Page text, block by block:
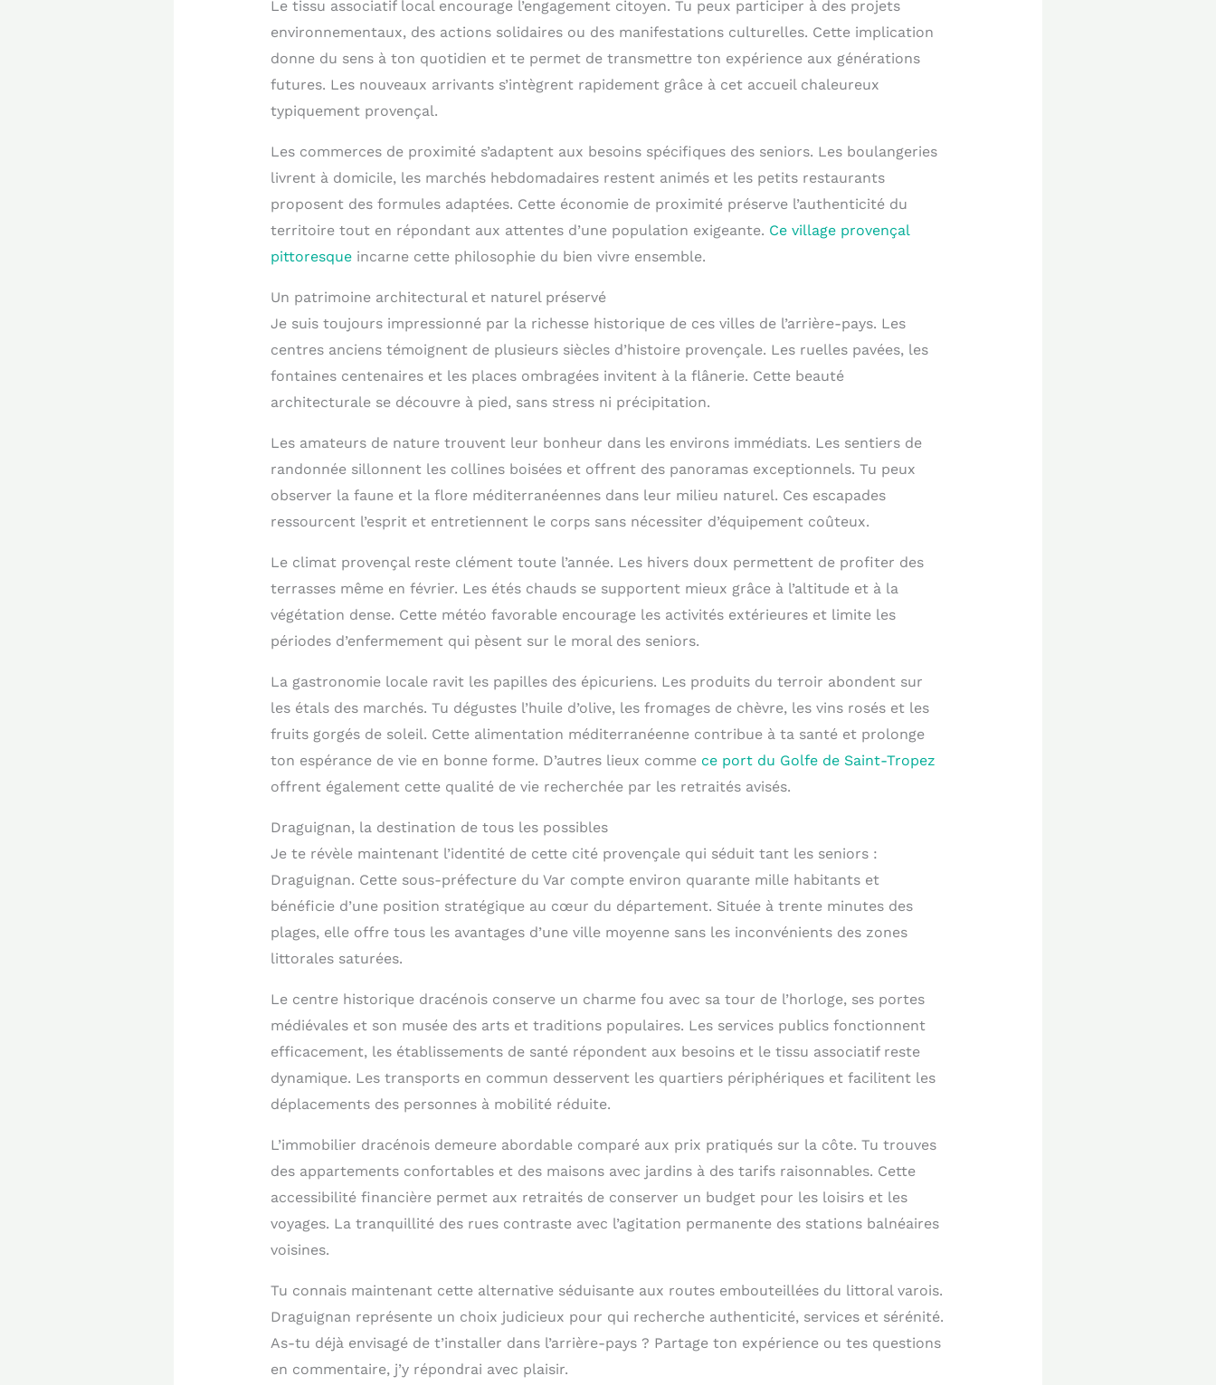
Le tissu associatif local encourage l’engagement citoyen. Tu peux participer à des projets
environnementaux, des actions solidaires ou des manifestations culturelles. Cette implication
donne du sens à ton quotidien et te permet de transmettre ton expérience aux générations
futures. Les nouveaux arrivants s’intègrent rapidement grâce à cet accueil chaleureux
typiquement provençal.
Les commerces de proximité s’adaptent aux besoins spécifiques des seniors. Les boulangeries
livrent à domicile, les marchés hebdomadaires restent animés et les petits restaurants
proposent des formules adaptées. Cette économie de proximité préserve l’authenticité du
territoire tout en répondant aux attentes d’une population exigeante. Ce village provençal
pittoresqueincarne cette philosophie du bien vivre ensemble.
Un patrimoine architectural et naturel préservé
Je suis toujours impressionné par la richesse historique de ces villes de l’arrière-pays. Les
centres anciens témoignent de plusieurs siècles d’histoire provençale. Les ruelles pavées, les
fontaines centenaires et les places ombragées invitent à la flânerie. Cette beauté
architecturale se découvre à pied, sans stress ni précipitation.
Les amateurs de nature trouvent leur bonheur dans les environs immédiats. Les sentiers de
randonnée sillonnent les collines boisées et offrent des panoramas exceptionnels. Tu peux
observer la faune et la flore méditerranéennes dans leur milieu naturel. Ces escapades
ressourcent l’esprit et entretiennent le corps sans nécessiter d’équipement coûteux.
Le climat provençal reste clément toute l’année. Les hivers doux permettent de profiter des
terrasses même en février. Les étés chauds se supportent mieux grâce à l’altitude et à la
végétation dense. Cette météo favorable encourage les activités extérieures et limite les
périodes d’enfermement qui pèsent sur le moral des seniors.
La gastronomie locale ravit les papilles des épicuriens. Les produits du terroir abondent sur
les étals des marchés. Tu dégustes l’huile d’olive, les fromages de chèvre, les vins rosés et les
fruits gorgés de soleil. Cette alimentation méditerranéenne contribue à ta santé et prolonge
ton espérance de vie en bonne forme. D’autres lieux comme ce port du Golfe de Saint-Tropez
offrent également cette qualité de vie recherchée par les retraités avisés.
Draguignan, la destination de tous les possibles
Je te révèle maintenant l’identité de cette cité provençale qui séduit tant les seniors :
Draguignan. Cette sous-préfecture du Var compte environ quarante mille habitants et
bénéficie d’une position stratégique au cœur du département. Située à trente minutes des
plages, elle offre tous les avantages d’une ville moyenne sans les inconvénients des zones
littorales saturées.
Le centre historique dracénois conserve un charme fou avec sa tour de l’horloge, ses portes
médiévales et son musée des arts et traditions populaires. Les services publics fonctionnent
efficacement, les établissements de santé répondent aux besoins et le tissu associatif reste
dynamique. Les transports en commun desservent les quartiers périphériques et facilitent les
déplacements des personnes à mobilité réduite.
L’immobilier dracénois demeure abordable comparé aux prix pratiqués sur la côte. Tu trouves
des appartements confortables et des maisons avec jardins à des tarifs raisonnables. Cette
accessibilité financière permet aux retraités de conserver un budget pour les loisirs et les
voyages. La tranquillité des rues contraste avec l’agitation permanente des stations balnéaires
voisines.
Tu connais maintenant cette alternative séduisante aux routes embouteillées du littoral varois.
Draguignan représente un choix judicieux pour qui recherche authenticité, services et sérénité.
As-tu déjà envisagé de t’installer dans l’arrière-pays ? Partage ton expérience ou tes questions
en commentaire, j’y répondrai avec plaisir.